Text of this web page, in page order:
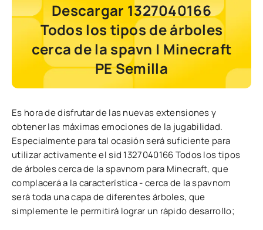
Descargar 1327040166
Todos los tipos de árboles
cerca de la spavn | Minecraft
PE Semilla
Es hora de disfrutar de las nuevas extensiones y
obtener las máximas emociones de la jugabilidad.
Especialmente para tal ocasión será suficiente para
utilizar activamente el sid 1327040166 Todos los tipos
de árboles cerca de la spavnom para Minecraft, que
complacerá a la característica - cerca de la spavnom
será toda una capa de diferentes árboles, que
simplemente le permitirá lograr un rápido desarrollo;